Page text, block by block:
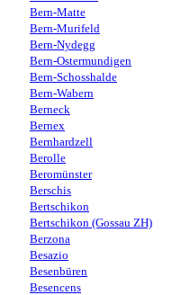
Bern-Matte
Bern-Murifeld
Bern-Nydegg
Bern-Ostermundigen
Bern-Schosshalde
Bern-Wabern
Berneck
Bernex
Bernhardzell
Berolle
Beromünster
Berschis
Bertschikon
Bertschikon (Gossau ZH)
Berzona
Besazio
Besenbüren
Besencens